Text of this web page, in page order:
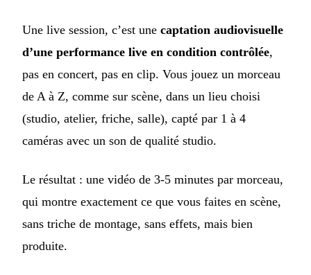
Une live session, c’est une captation audiovisuelle
d’une performance live en condition contrôlée,
pas en concert, pas en clip. Vous jouez un morceau
de A à Z, comme sur scène, dans un lieu choisi
(studio, atelier, friche, salle), capté par 1 à 4
caméras avec un son de qualité studio.
Le résultat : une vidéo de 3-5 minutes par morceau,
qui montre exactement ce que vous faites en scène,
sans triche de montage, sans effets, mais bien
produite.